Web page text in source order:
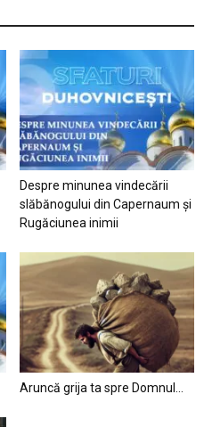
Despre minunea vindecării
slăbănogului din Capernaum și
Rugăciunea inimii
Aruncă grija ta spre Domnul…